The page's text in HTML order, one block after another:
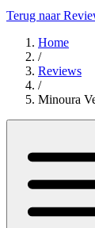
Terug naar
Home
/
Reviews
/
Minoura